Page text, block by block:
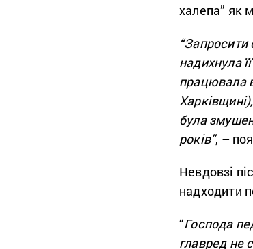
халепа” як
“Запросити
надихнула
працювала
була
років”, –
Невдовзі
надходити
“Господа
главред не